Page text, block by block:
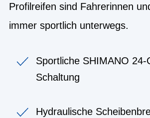
Profilreifen sind Fahrerinnen
immer sportlich unterwegs.
Sportliche SHIMANO 24-
Schaltung
Hydraulische